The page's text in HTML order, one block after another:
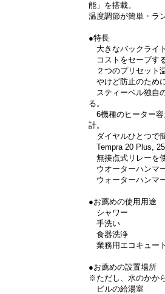
能」を搭載。
温度調節が簡単・ラ
●特長
大きなバックライ
コストをセーブす
２つのプリセット
やけど防止のため
スティーベル独自
る。
6機種のヒーター容
計。
ダイヤルひとつで
Tempra 20 Plus,
無接点式リレーを
ウオーターハンマ
ウォーターハンマ
●お薦めの使用用途
シャワー
手洗い
食器洗浄
業務用エコキュー
●お薦めの設置場所
※ただし、水のかか
ビルの給湯室